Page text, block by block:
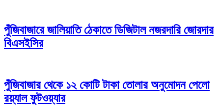
পুঁজিবাজারে জালিয়াতি ঠেকাতে ডিজিটাল নজরদারি জোরদার
বিএসইসির
পুঁজিবাজার থেকে ১২ কোটি টাকা তোলার অনুমোদন পেলো
রয়্যাল ফুটওয়্যার